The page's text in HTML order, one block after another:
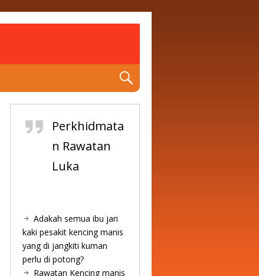
Perkhidmata
n Rawatan
Luka
Adakah semua ibu jari
kaki pesakit kencing manis
yang di jangkiti kuman
perlu di potong?
Rawatan Kencing manis